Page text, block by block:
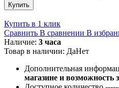
Купить
Купить в 1 клик
Сравнить В сравнении В
Наличие: 3 часа
Товар в наличии: ДаНет
Дополнительная
магазине и возможность